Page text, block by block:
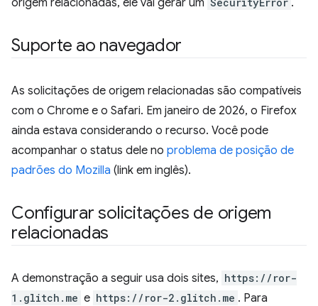
origem relacionadas, ele vai gerar um
.
Suporte ao navegador
As solicitações de origem relacionadas são compatíveis
com o Chrome e o Safari. Em janeiro de 2026, o Firefox
ainda estava considerando o recurso. Você pode
acompanhar o status dele no problema de posição de
padrões do Mozilla (link em inglês).
Configurar solicitações de origem
relacionadas
A demonstração a seguir usa dois sites, https://ror-
1.glitch.me e https://ror-2.glitch.me . Para